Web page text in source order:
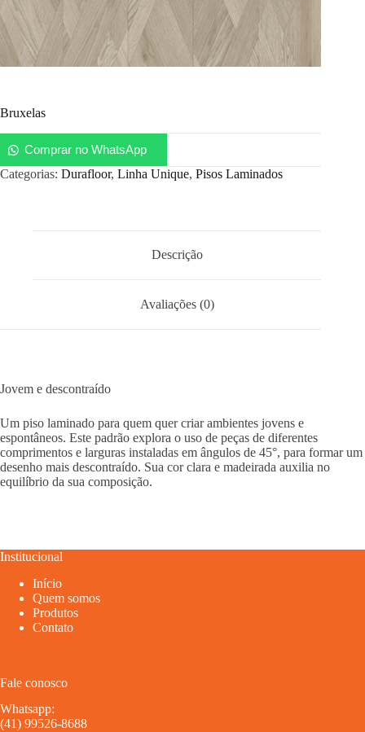
Bruxelas
Comprar no WhatsApp
Categorias: Durafloor, Linha Unique, Pisos Laminados
Descrição
Avaliações (0)
Jovem e descontraído
Um piso laminado para quem quer criar ambientes jovens e
espontâneos. Este padrão explora o uso de peças de diferentes
comprimentos e larguras instaladas em ângulos de 45°, para formar um
desenho mais descontraído. Sua cor clara e madeirada auxilia no
equilíbrio da sua composição.
Institucional
Início
Quem somos
Produtos
Contato
Fale conosco
Whatsapp:
(41) 99526-8688